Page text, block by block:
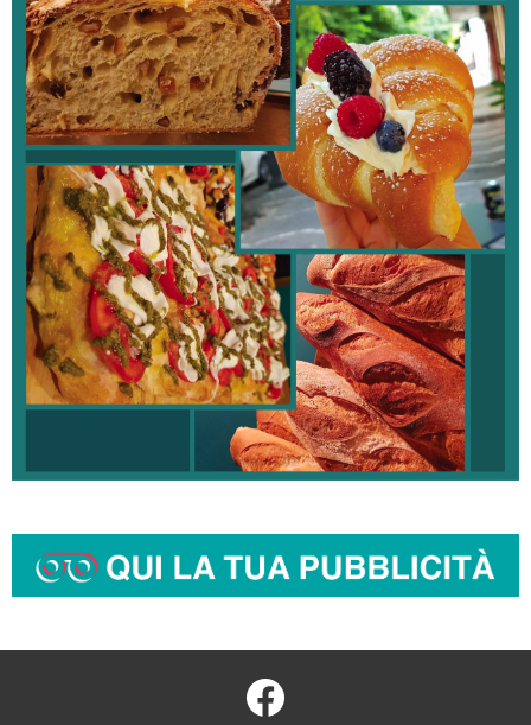
facebook